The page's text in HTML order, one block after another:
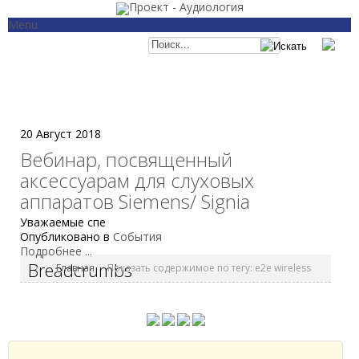
Menu
20 Август 2018
Вебинар, посвященный
аксессуарам для слуховых
аппаратов Siemens/ Signia
Уважаемые спе
Опубликовано в События
Подробнее ...
Breadcrumbs
Главная Показать содержимое по тегу: e2e wireless